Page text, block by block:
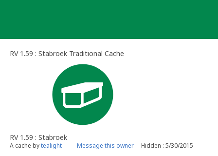
RV 1.59 : Stabroek Traditional Cache
RV 1.59 : Stabroek
A cache bytealight Message this owner Hidden : 5/30/2015